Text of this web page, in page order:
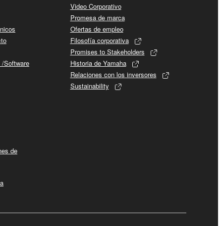
Software
de
Video Corporativo
Promesa de marca
Ofertas de empleo
Filosofía corporativa
Promises to Stakeholders
Historia de Yamaha
Relaciones con los inversores
Sustainability